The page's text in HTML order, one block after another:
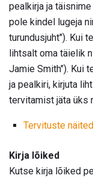
pealkirja ja
pole kindel lugeja
turundusjuht"). Kui
lihtsalt oma täielik
Jamie Smith"). Kui
ja pealkiri, kirjuta
tervitamist jäta üks
Tervituste näited
Kirja lõiked
Kutse kirja lõiked